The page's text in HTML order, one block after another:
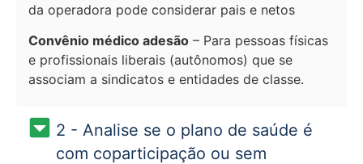
da operadora pode considerar pais e netos
Convênio médico adesão – Para pessoas físicas
e profissionais liberais (autônomos) que se
associam a sindicatos e entidades de classe.
2 - Analise se o plano de saúde é
com coparticipação ou sem